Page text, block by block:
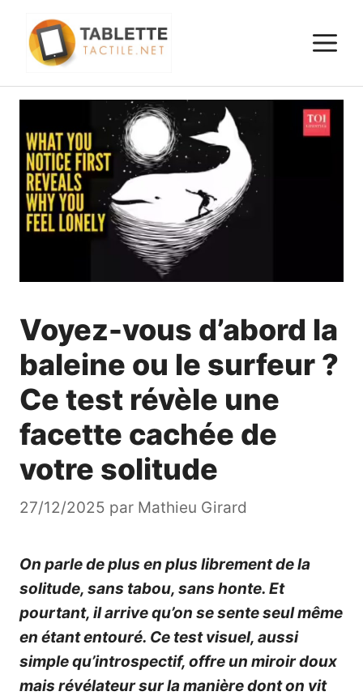
contenu
Voyez-vous d’abord la
baleine ou le surfeur ?
Ce test révèle une
facette cachée de
votre solitude
27/12/2025 par Mathieu Girard
On parle de plus en plus librement de la
solitude, sans tabou, sans honte. Et
pourtant, il arrive qu’on se sente seul même
en étant entouré. Ce test visuel, aussi
simple qu’introspectif, offre un miroir doux
mais révélateur sur la manière dont on vit